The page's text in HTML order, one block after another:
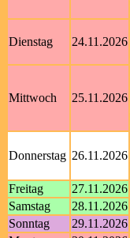
Dienstag 24.11.2026
Mittwoch 25.11.2026
Donnerstag 26.11.2026
Freitag
27.11.2026
Samstag
28.11.2026
Sonntag
29.11.2026